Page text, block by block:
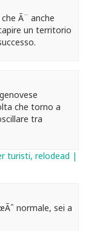
Ã¨ anche
un territorio
che torno a
tra
turisti, relodead |
normale, sei a